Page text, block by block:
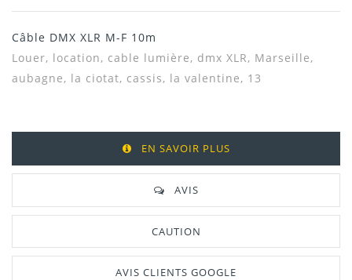
Câble DMX XLR M-F 10m
Louer, location, cable lumière, dmx XLR, Marseille,
aubagne, la ciotat, cassis, la valentine, 13
EN SAVOIR PLUS
AVIS
CAUTION
AVIS CLIENTS GOOGLE